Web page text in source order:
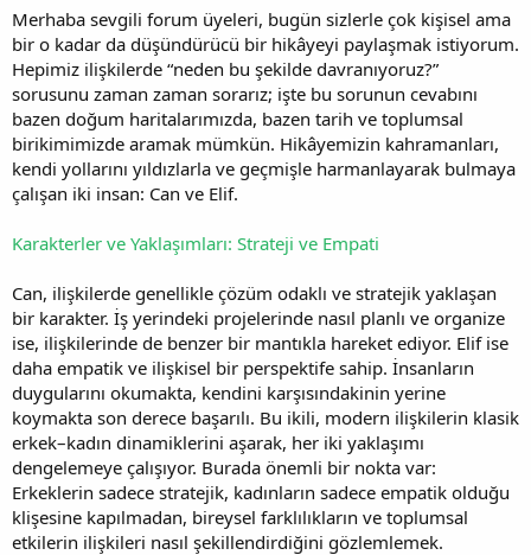
a
a
n
a
r
i
h
i
Merhaba sevgili forum üyeleri, bugün sizlerle çok kişisel ama
bir o kadar da düşündürücü bir hikâyeyi paylaşmak istiyorum.
Hepimiz ilişkilerde “neden bu şekilde davranıyoruz?”
sorusunu zaman zaman sorarız; işte bu sorunun cevabını
bazen doğum haritalarımızda, bazen tarih ve toplumsal
birikimimizde aramak mümkün. Hikâyemizin kahramanları,
kendi yollarını yıldızlarla ve geçmişle harmanlayarak bulmaya
çalışan iki insan: Can ve Elif.
Karakterler ve Yaklaşımları: Strateji ve Empati
Can, ilişkilerde genellikle çözüm odaklı ve stratejik yaklaşan
bir karakter. İş yerindeki projelerinde nasıl planlı ve organize
ise, ilişkilerinde de benzer bir mantıkla hareket ediyor. Elif ise
daha empatik ve ilişkisel bir perspektife sahip. İnsanların
duygularını okumakta, kendini karşısındakinin yerine
koymakta son derece başarılı. Bu ikili, modern ilişkilerin klasik
erkek–kadın dinamiklerini aşarak, her iki yaklaşımı
dengelemeye çalışıyor. Burada önemli bir nokta var:
Erkeklerin sadece stratejik, kadınların sadece empatik olduğu
klişesine kapılmadan, bireysel farklılıkların ve toplumsal
etkilerin ilişkileri nasıl şekillendirdiğini gözlemlemek.